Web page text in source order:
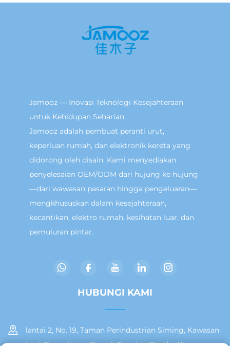
Jamooz — Inovasi Teknologi Kesejahteraan
untuk Kehidupan Seharian.
Jamooz adalah pembuat peranti urut,
keperluan rumah, dan elektronik kereta yang
didorong oleh disain. Kami menyediakan
penyelesaian OEM/ODM dari hujung ke hujung
—dari wawasan pasaran hingga pengeluaran—
mengkhususkan dalam kesejahteraan,
kecantikan, elektro rumah, kesihatan luar, dan
pemuluran pintar.
HUBUNGI KAMI
lantai 2, No. 19, Taman Perindustrian Siming, Kawasan